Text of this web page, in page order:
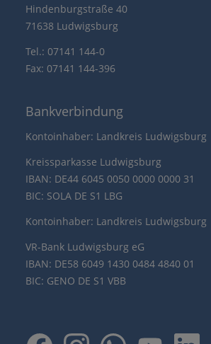
Hindenburgstraße 40
71638 Ludwigsburg
Tel.: 07141 144-0
Fax: 07141 144-396
Bankverbindung
Kontoinhaber: Landkreis Ludwigsburg
Kreissparkasse Ludwigsburg
IBAN: DE44 6045 0050 0000 0000 31
BIC: SOLA DE S1 LBG
Kontoinhaber: Landkreis Ludwigsburg
VR-Bank Ludwigsburg eG
IBAN: DE58 6049 1430 0484 4840 01
BIC: GENO DE S1 VBB